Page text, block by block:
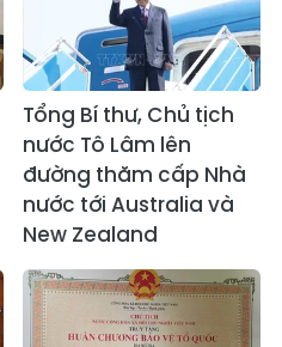
Tổng Bí thư, Chủ tịch
nước Tô Lâm lên
đường thăm cấp Nhà
nước tới Australia và
New Zealand